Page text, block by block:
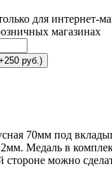
для интернет-
магазинах
руб.)
70мм под
Медаль в
можно